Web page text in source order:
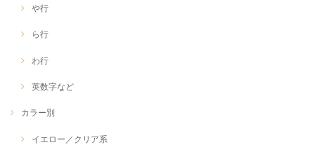
や行
ら行
わ行
英数字など
カラー別
イエロー／クリア系